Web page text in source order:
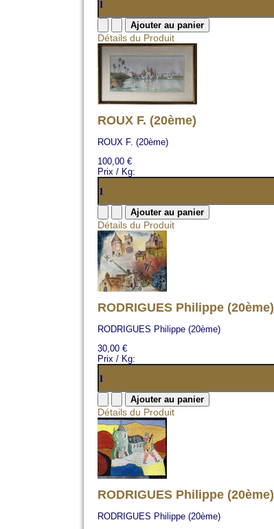
Détails du Produit
ROUX F. (20ème)
ROUX F. (20ème)
100,00 €
Prix / Kg:
Détails du Produit
RODRIGUES Philippe (20ème)
RODRIGUES Philippe (20ème)
30,00 €
Prix / Kg:
Détails du Produit
RODRIGUES Philippe (20ème)
RODRIGUES Philippe (20ème)